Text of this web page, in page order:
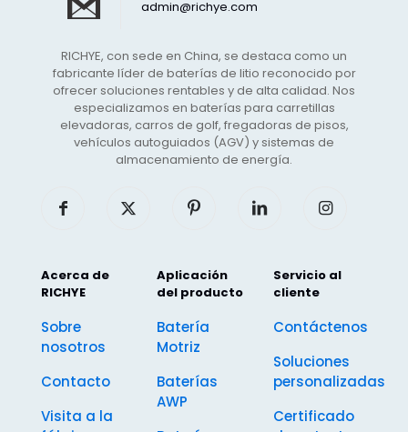
admin@richye.com
RICHYE, con sede en China, se destaca como un
fabricante líder de baterías de litio reconocido por
ofrecer soluciones rentables y de alta calidad. Nos
especializamos en baterías para carretillas
elevadoras, carros de golf, fregadoras de pisos,
vehículos autoguiados (AGV) y sistemas de
almacenamiento de energía.
Acerca de
RICHYE
Sobre
nosotros
Contacto
Visita a la
Aplicación
del producto
Batería
Motriz
Baterías
AWP
Servicio al
cliente
Contáctenos
Soluciones
personalizadas
Certificado